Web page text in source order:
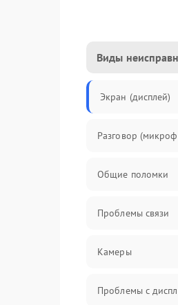
Виды
Экран (дисплей)
Разговор
Общие поломки
Проблемы связи
Камеры
Проблемы с